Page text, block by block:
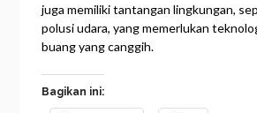
juga memiliki tantangan lingkungan,
polusi udara, yang memerlukan
buang yang canggih.
Bagikan ini: